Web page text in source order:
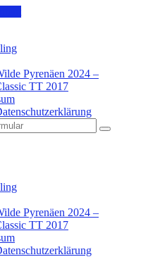
Pyrenäen 2024 –
TT 2017
Search
Pyrenäen 2024 –
TT 2017